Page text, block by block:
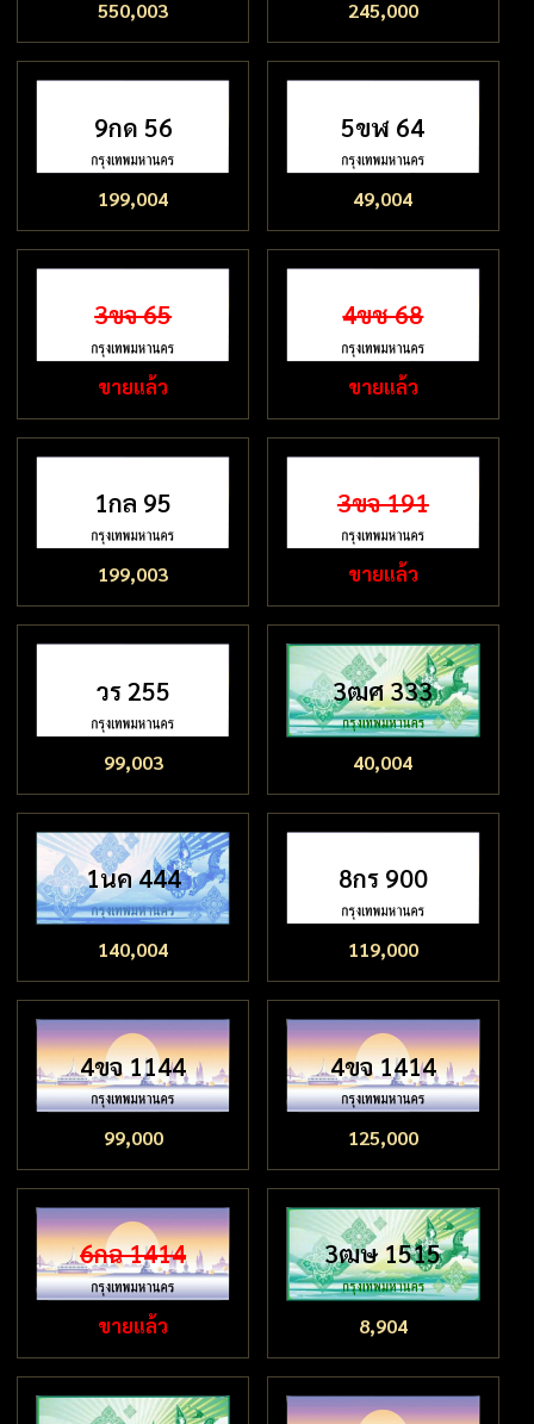
550,003 245,000
9กด 56
199,004
5ขฬ 64
49,004
3ขจ 65
ขายแล้ว
4ขช 68
ขายแล้ว
1กล 95
199,003
3ขจ 191
ขายแล้ว
วร 255
99,003
3ฒศ 333
40,004
1นค 444
140,004
8กร 900
119,000
4ขจ 1144
99,000
4ขจ 1414
125,000
6กฉ 1414
ขายแล้ว
3ฒษ 1515
8,904